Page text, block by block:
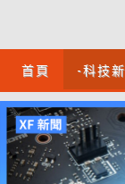
首頁 -科技